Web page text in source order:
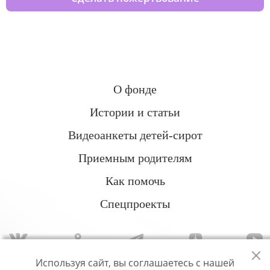
О фонде
Истории и статьи
Видеоанкеты детей-сирот
Приемным родителям
Как помочь
Спецпроекты
Используя сайт, вы соглашаетесь с нашей